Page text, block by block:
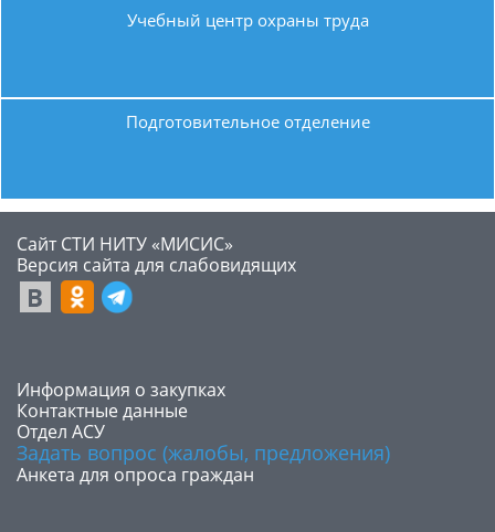
Учебный центр охраны труда
Подготовительное отделение
Сайт СТИ НИТУ «МИСИС»
​Версия сайта для слабовидящих
​Информация о закупках
Контактные данные
Отдел АСУ
Задать вопрос (жалобы, предложения)
Анкета для опроса граждан